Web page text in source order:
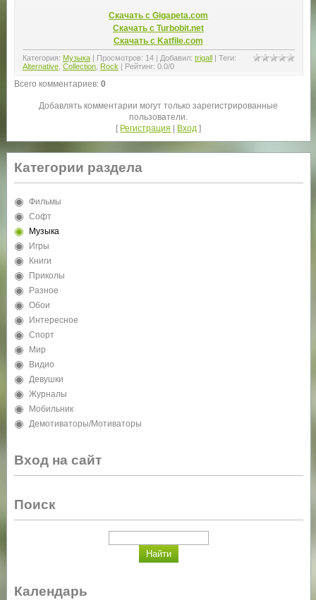
Скачать с Gigapeta.com
Скачать с Turbobit.net
Скачать с Katfile.com
Категория: Музыка| Просмотров: 14| Добавил: trigall | Теги:
Alternative, Collection, Rock | Рейтинг: 0.0/0
Всего комментариев: 0
Добавлять комментарии могут только зарегистрированные
пользователи.
[ Регистрация | Вход ]
Категории раздела
Фильмы
Софт
Музыка
Игры
Книги
Приколы
Разное
Обои
Интересное
Спорт
Мир
Видио
Девушки
Журналы
Мобильник
Демотиваторы/Мотиваторы
Вход на сайт
Поиск
Календарь